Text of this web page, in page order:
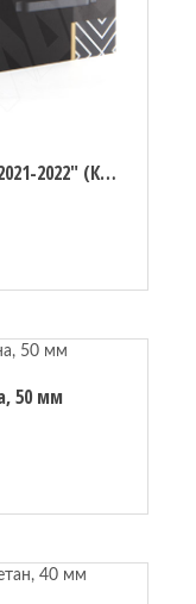
Каталог "Лицевая фурнитура МДМ 2021-2022" (КЛФ2021)
50 мм